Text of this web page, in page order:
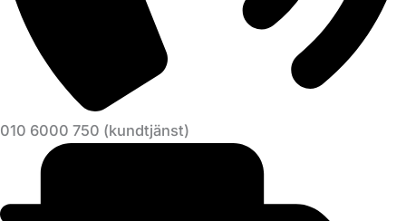
010 6000 750 (kundtjänst)